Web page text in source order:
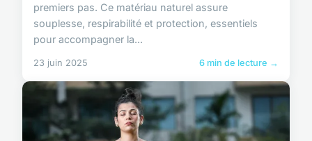
premiers pas. Ce matériau naturel assure
souplesse, respirabilité et protection, essentiels
pour accompagner la...
23 juin 2025 6 min de lecture →